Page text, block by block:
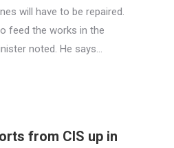
will have to be repaired.
feed the works in the
noted. He says…
from CIS up in